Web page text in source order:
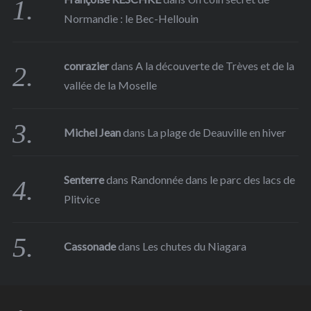
Normandie : le Bec-Hellouin
conrazierdans A la découverte de Trèves et de la
vallée de la Moselle
Michel Jeandans La plage de Deauville en hiver
Senterredans Randonnée dans le parc des lacs de
Plitvice
Cassonadedans Les chutes du Niagara